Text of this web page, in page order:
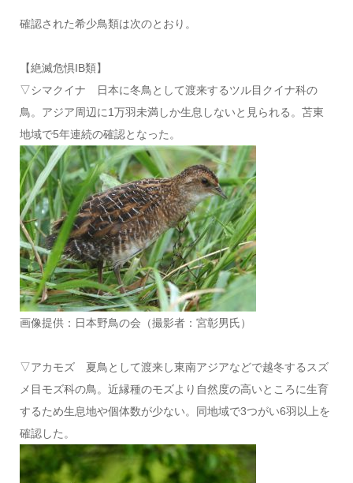
確認された希少鳥類は次のとおり。
【絶滅危惧IB類】
▽シマクイナ 日本に冬鳥として渡来するツル目クイナ科の
鳥。アジア周辺に1万羽未満しか生息しないと見られる。苫東
地域で5年連続の確認となった。
画像提供：日本野鳥の会（撮影者：宮彰男氏）
▽アカモズ 夏鳥として渡来し東南アジアなどで越冬するスズ
メ目モズ科の鳥。近縁種のモズより自然度の高いところに生育
するため生息地や個体数が少ない。同地域で3つがい6羽以上を
確認した。